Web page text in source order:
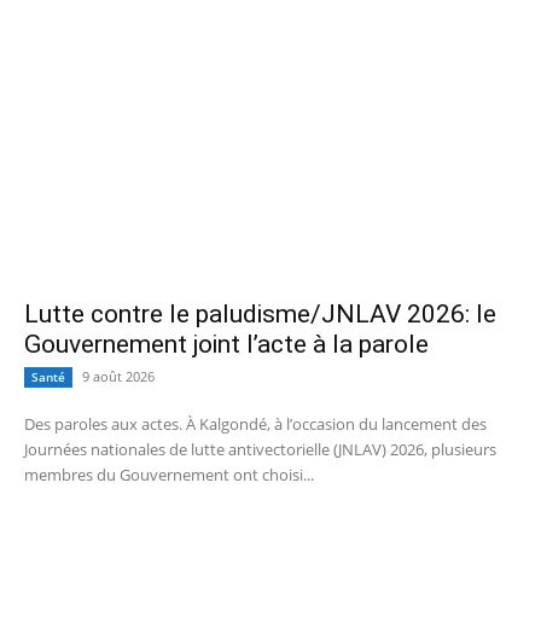
Lutte contre le paludisme/JNLAV 2026: le
Gouvernement joint l’acte à la parole
Santé 9 août 2026
Des paroles aux actes. À Kalgondé, à l’occasion du lancement des
Journées nationales de lutte antivectorielle (JNLAV) 2026, plusieurs
membres du Gouvernement ont choisi...